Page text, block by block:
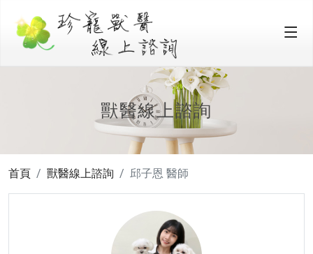
獸醫線上諮詢
首頁 獸醫線上諮詢 邱子恩 醫師